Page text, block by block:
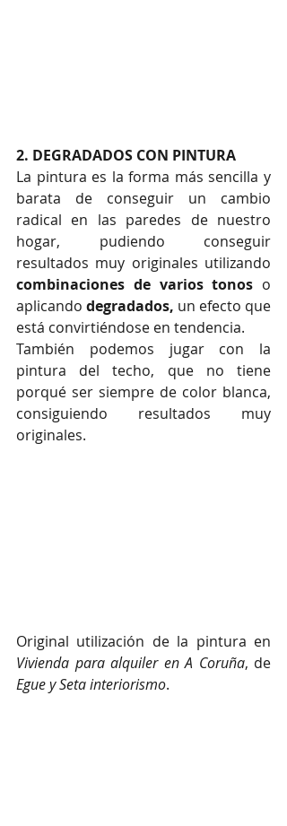
2. DEGRADADOS CON PINTURA
La pintura es la forma más sencilla y
barata de conseguir un cambio
radical en las paredes de nuestro
hogar, pudiendo conseguir
combinaciones de varios tonos o
aplicando degradados, un efecto que
está convirtiéndose en tendencia.
También podemos jugar con la
pintura del techo, que no tiene
porqué ser siempre de color blanca,
consiguiendo resultados muy
originales.
Vivienda para alquiler en A Coruña
Egue y Seta interiorismo.